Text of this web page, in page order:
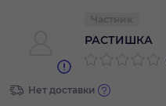
РАСТИШКА
Нет доставки